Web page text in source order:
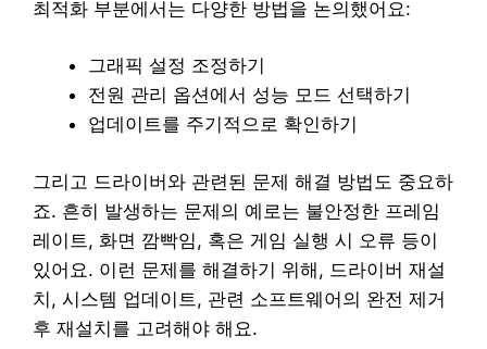
최적화 부분에서는 다양한 방법을 논의했어요:
그래픽 설정 조정하기
전원 관리 옵션에서 성능 모드 선택하기
업데이트를 주기적으로 확인하기
그리고 드라이버와 관련된 문제 해결 방법도 중요하
죠. 흔히 발생하는 문제의 예로는 불안정한 프레임
레이트, 화면 깜빡임, 혹은 게임 실행 시 오류 등이
있어요. 이런 문제를 해결하기 위해, 드라이버 재설
치, 시스템 업데이트, 관련 소프트웨어의 완전 제거
후 재설치를 고려해야 해요.